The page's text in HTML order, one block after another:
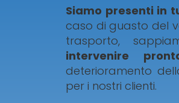
Siamo presenti in
caso di guasto del
trasporto,
intervenire
deterioramento
per i nostri clienti.